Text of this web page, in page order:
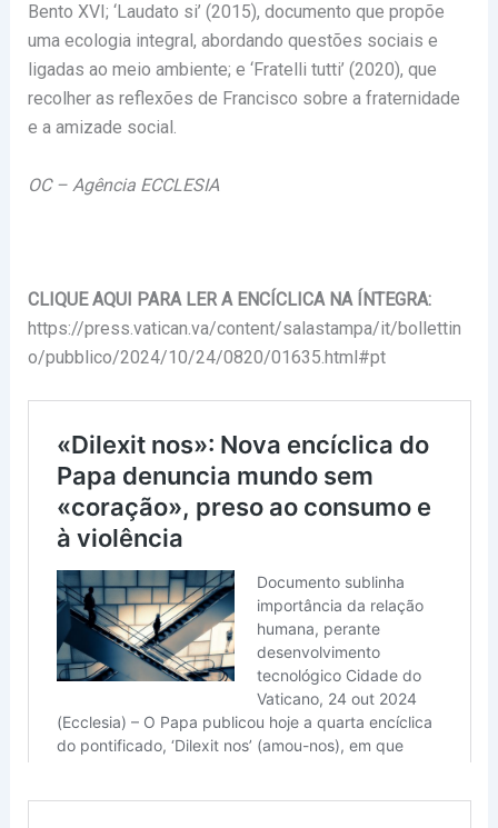
Bento XVI; ‘Laudato si’ (2015), documento que propõe
uma ecologia integral, abordando questões sociais e
ligadas ao meio ambiente; e ‘Fratelli tutti’ (2020), que
recolher as reflexões de Francisco sobre a fraternidade
e a amizade social.
OC – Agência ECCLESIA
CLIQUE AQUI PARA LER A ENCÍCLICA NA ÍNTEGRA:
https://press.vatican.va/content/salastampa/it/bollettin
o/pubblico/2024/10/24/0820/01635.html#pt